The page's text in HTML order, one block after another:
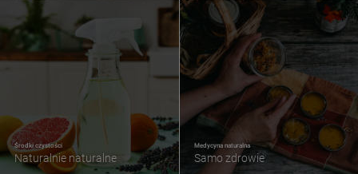
Środki czystości
Naturalnie naturalne
Medycyna naturalna
Samo zdrowie